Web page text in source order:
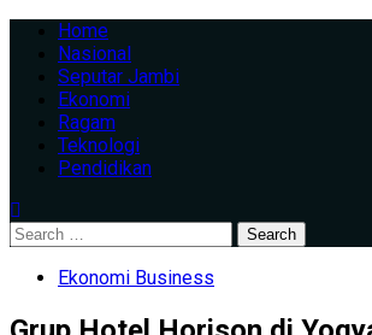
content
PrimaryHome
Nasional
Seputar Jambi
Ekonomi
Ragam
Teknologi
Pendidikan
Search
for:
Ekonomi Business